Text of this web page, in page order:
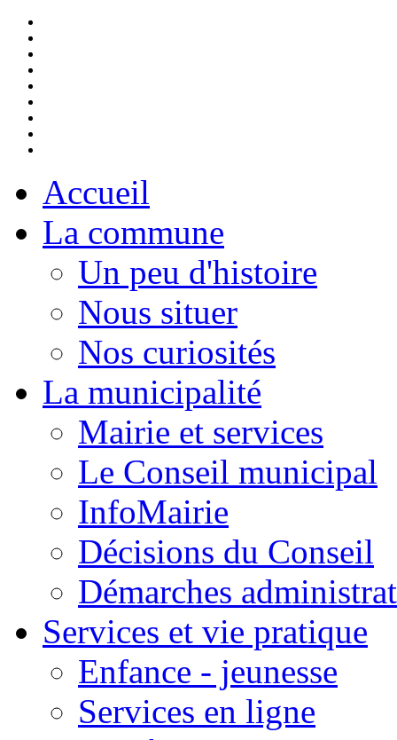
Accueil
La commune
Un peu d'histoire
Nous situer
Nos curiosités
La municipalité
Mairie et services
Le Conseil municipal
InfoMairie
Décisions du Conseil
Démarches
Services et vie pratique
Enfance - jeunesse
Services en ligne